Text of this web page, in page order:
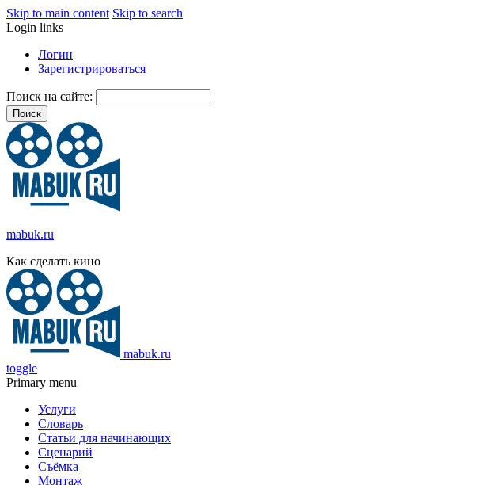
Skip to main content Skip to search
Login links
Логин
Зарегистрироваться
Поиск на сайте:
mabuk.ru
Как сделать кино
mabuk.ru
toggle
Primary menu
Услуги
Словарь
Статьи для начинающих
Сценарий
Съёмка
Монтаж